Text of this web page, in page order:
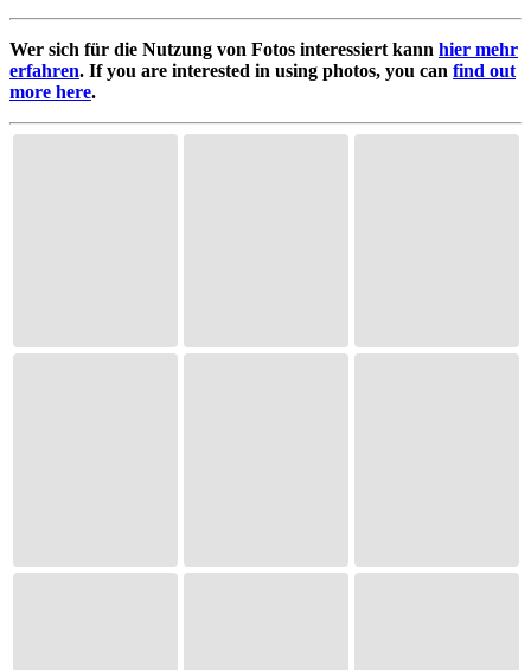
Wer sich für die Nutzung von Fotos interessiert kann hier mehr
erfahren. If you are interested in using photos, you can find out
more here.